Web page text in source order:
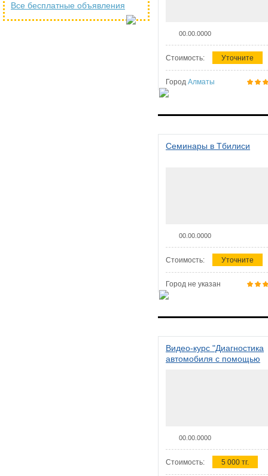
Все бесплатные объявления
00.00.0000
Стоимость: Уточните
Город Алматы
Семинары в Тбилиси
00.00.0000
Стоимость: Уточните
Город не указан
Видео-курс "Диагностика
автомобиля с помощью
00.00.0000
Стоимость: 5 000 тг.